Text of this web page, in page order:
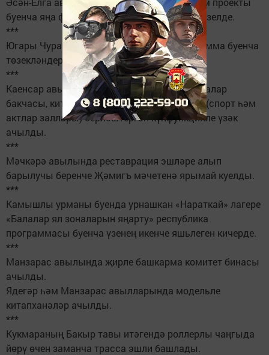
буенча яңа фельдшер-акушерлык пункты төзелде.
***
Югары Чура урта мәктәбе федераль программа буенча
төзекләндерелде.
***
Каенсар авылында башлангыч мәктәп, балалар
бакчасы, китапханә һәм универсаль залны (спорт һәм
актлар заллары) берләштергән күпфункцияле үзәк
ачылды.
***
Мәчкәрә авылында реставрация эшләре алып
барылучы беренче Җәмигъ мәчетенә ярымай куелды.
***
Камышлы урманы буенда урнашкан «Нараткай» лагере
«Балалар ял зоналарын яңарту» республика
программасы буенча үзенең икенче яшьлеген кичерде.
***
Манзарас авылында җирле башкарма комитет бинасы
ачылды.
Ядегәр һәм Манзарас авылларында модельле
китапханәләр ачылды.
***
Кукмараның Бакыр тавы итәгендә роллерлы чаңгыда
йөрү өчен заманча трасса эшли башлады.